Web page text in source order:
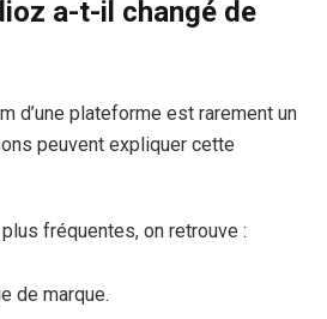
a-t-il changé de
d’une plateforme est rarement un
peuvent expliquer cette
fréquentes, on retrouve :
de marque.